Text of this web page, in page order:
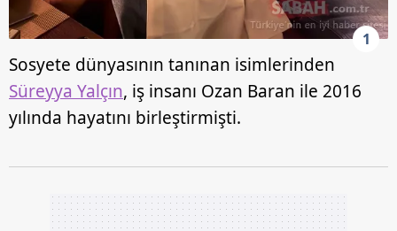
1
Sosyete dünyasının tanınan isimlerinden
Süreyya Yalçın, iş insanı Ozan Baran ile 2016
yılında hayatını birleştirmişti.